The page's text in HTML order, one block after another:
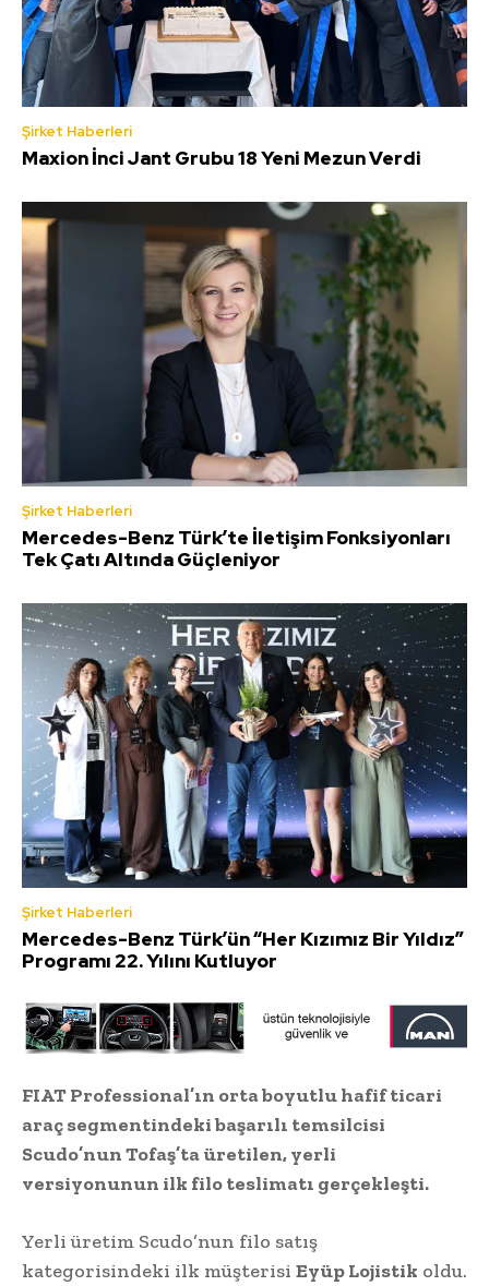
Şirket Haberleri
Maxion İnci Jant Grubu 18 Yeni Mezun Verdi
Şirket Haberleri
Mercedes-Benz Türk’te İletişim Fonksiyonları
Tek Çatı Altında Güçleniyor
Şirket Haberleri
Mercedes-Benz Türk’ün “Her Kızımız Bir Yıldız”
Programı 22. Yılını Kutluyor
FIAT Professional’ın orta boyutlu hafif ticari
araç segmentindeki başarılı temsilcisi
Scudo’nun Tofaş’ta üretilen, yerli
versiyonunun ilk filo teslimatı gerçekleşti.
Yerli üretim Scudo’nun filo satış
kategorisindeki ilk müşterisi Eyüp Lojistik oldu.